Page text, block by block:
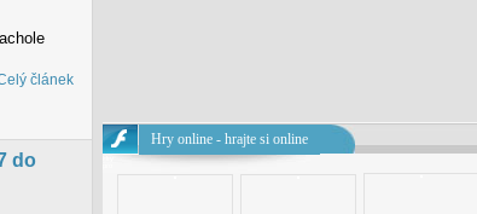
článek
do
Hry online - hrajte si online